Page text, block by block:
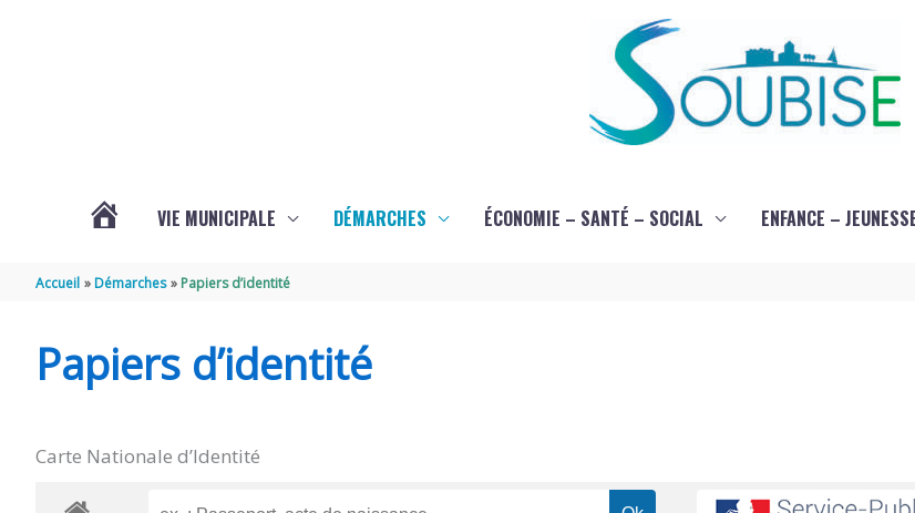
SOUBISE
VIE MUNICIPALE DÉMARCHES ÉCONOMIE – SANTÉ – SOCIAL ENFANCE –
Accueil Démarches Papiers d’identité
Papiers d’identité
Carte Nationale d’Identité